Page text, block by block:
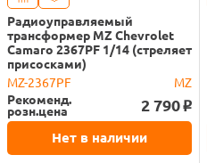
Радиоуправляемый
трансформер MZ Chevrolet
Camaro 2367PF 1/14 (стреляет
присосками)
MZ-2367PF
MZ
Рекоменд.
розн.цена 2 790 o
Нет в наличии